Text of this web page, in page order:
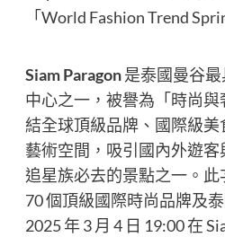
「World Fashion Trend
Siam Paragon是泰國曼谷最
中心之一，被譽為「時尚
結全球頂級品牌、國際級
藝術空間，吸引國內外遊
追星族必去的景點之一。
70 個頂級國際時尚品牌及
2025 年 3 月 4 日 19:00 在